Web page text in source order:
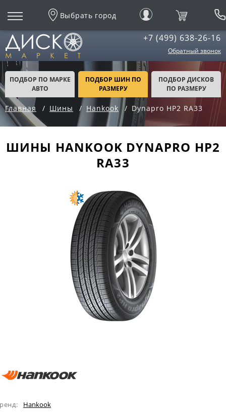
Выбрать город
+7 (499) 638-26-16
Обратный звонок
ПОДБОР ПО МАРКЕ
АВТО
ПОДБОР ШИН ПО
РАЗМЕРУ
ПОДБОР ДИСКОВ
ПО РАЗМЕРУ
Главная Шины Hankook Dynapro HP2 RA33
ШИНЫ HANKOOK DYNAPRO HP2
RA33
Hankook